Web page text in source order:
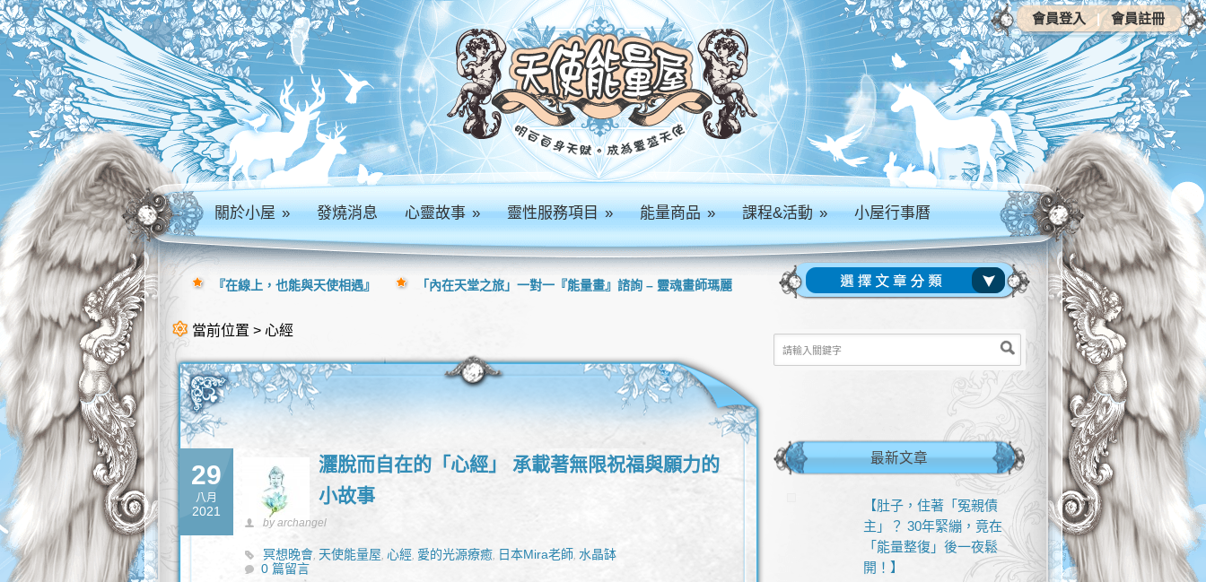
關於小屋» 發燒消息 心靈故事» 靈性服務項目» 能量商品» 課程&活動» 小屋行事曆
當前位置 > 心經
29
八月
2021
灑脫而自在的「心經」 承載著無限祝福與願力的
小故事
by archangel
冥想晚會, 天使能量屋, 心經, 愛的光源療癒, 日本Mira老師, 水晶缽
0 篇留言
最新文章
【肚子，住著「冤親債
主」？ 30年緊繃，竟在
「能量整復」後一夜鬆
開！】
『在線上，也能與天使相遇』 「內在天堂之旅」一對一『能量畫』諮詢 – 靈魂畫師瑪麗
會員登入 | 會員註冊